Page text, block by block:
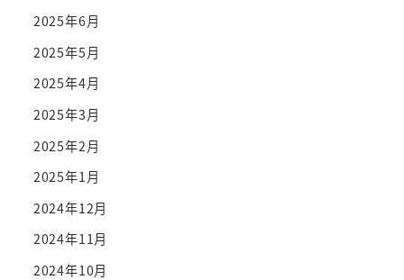
2025年6月
2025年5月
2025年4月
2025年3月
2025年2月
2025年1月
2024年12月
2024年11月
2024年10月